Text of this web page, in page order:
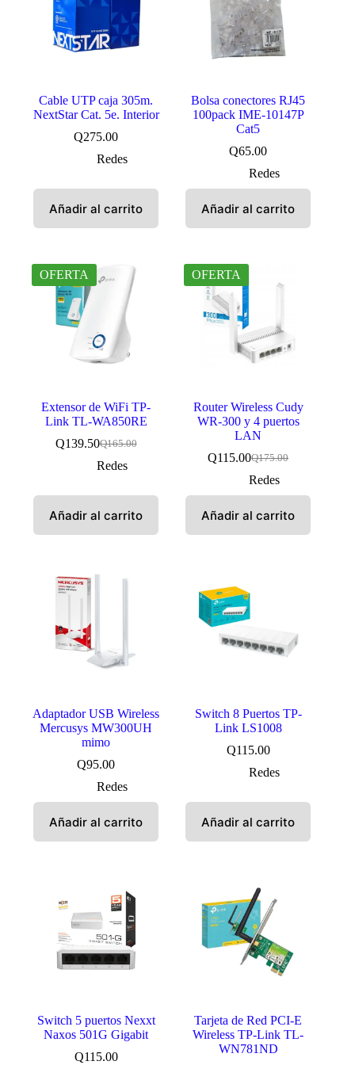
Cable UTP caja 305m.
NextStar Cat. 5e. Interior
Q275.00
Redes
Añadir al carrito
Bolsa conectores RJ45
100pack IME-10147P
Cat5
Q65.00
Redes
Añadir al carrito
OFERTA
Extensor de WiFi TP-
Link TL-WA850RE
Q165.00
El
precio
era:
Q139.50El
precio
es:
Redes
Añadir al carrito
OFERTA
Router Wireless Cudy
WR-300 y 4 puertos
LAN
Q175.00
El
precio
original
Q175.00.
Q115.00El
precio
actual
Q115.00.
Redes
Añadir al carrito
Adaptador USB Wireless
Mercusys MW300UH
mimo
Q95.00
Redes
Añadir al carrito
Switch 8 Puertos TP-
Link LS1008
Q115.00
Redes
Añadir al carrito
Switch 5 puertos Nexxt
Naxos 501G Gigabit
Q115.00
Tarjeta de Red PCI-E
Wireless TP-Link TL-
WN781ND